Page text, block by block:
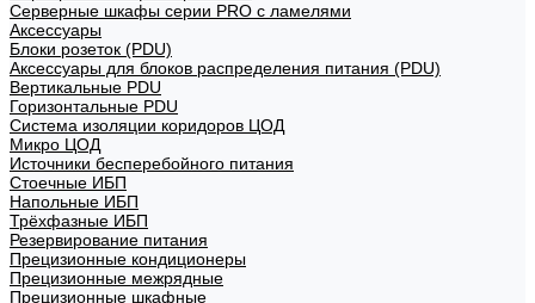
Серверные шкафы серии PRO с ламелями
Аксессуары
Блоки розеток (PDU)
Аксессуары для блоков распределения питания (PDU)
Вертикальные PDU
Горизонтальные PDU
Система изоляции коридоров ЦОД
Микро ЦОД
Источники бесперебойного питания
Стоечные ИБП
Напольные ИБП
Трёхфазные ИБП
Резервирование питания
Прецизионные кондиционеры
Прецизионные межрядные
Прецизионные шкафные